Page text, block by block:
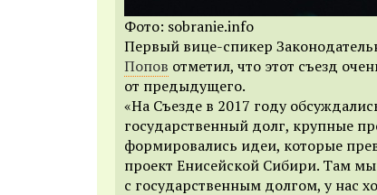
Фото: sobranie.info
Первый вице-спикер
Попов отметил, что этот съезд
от предыдущего.
«На Съезде в 2017 году
государственный долг, крупные
формировались идеи, которые
проект Енисейской Сибири. Там
с государственным долгом, у нас